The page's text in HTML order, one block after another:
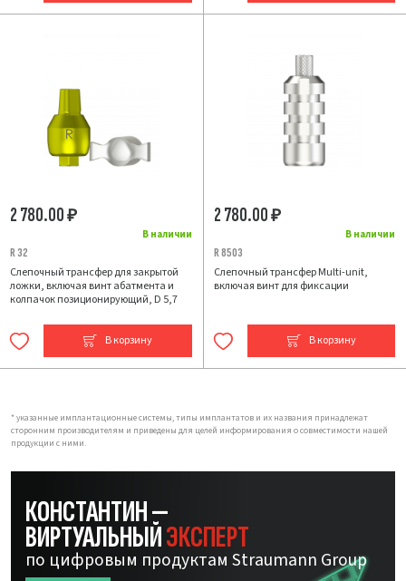
В наличии
2 780.00₽
R 32
Слепочный трансфер для закрытой
ложки, включая винт абатмента и
колпачок позиционирующий, D 5,7
В корзину
В наличии
2 780.00₽
R 8503
Слепочный трансфер Multi-unit,
включая винт для фиксации
В корзину
* указанные имплантационные системы, типы имплантатов и их названия принадлежат
сторонним производителям и приведены для целей информирования о совместимости нашей
продукции с ними.
КОНСТАНТИН —
ВИРТУАЛЬНЫЙЭКСПЕРТ
по цифровым продуктам Straumann Group